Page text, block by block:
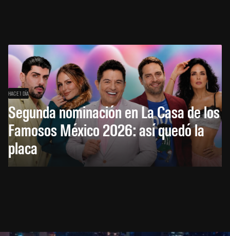
HACE 1 DÍA
Segunda nominación en La Casa de los
Famosos México 2026: así quedó la
placa